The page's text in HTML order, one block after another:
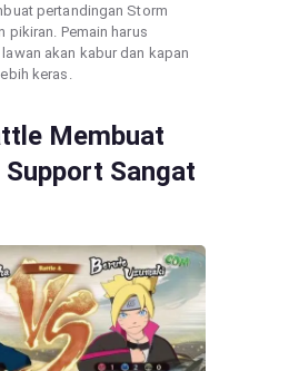
pertandingan Storm
pikiran. Pemain harus
akan kabur dan kapan
keras.
Membuat
Sangat